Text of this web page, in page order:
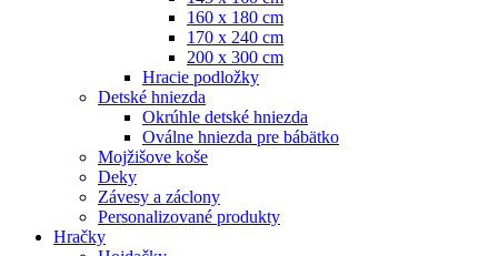
160 x 180 cm
170 x 240 cm
200 x 300 cm
Hracie podložky
Detské hniezda
Okrúhle detské hniezda
Oválne hniezda pre bábätko
Mojžišove koše
Deky
Závesy a záclony
Personalizované produkty
Hračky